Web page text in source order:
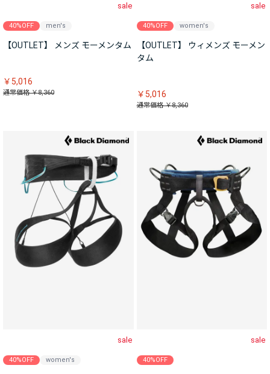
sale
40%OFF men's
【OUTLET】 メンズ モーメンタム
￥5,016
通常価格 ￥8,360
sale
40%OFF women's
【OUTLET】 ウィメンズ モーメン
タム
￥5,016
通常価格 ￥8,360
sale
40%OFF women's
sale
40%OFF